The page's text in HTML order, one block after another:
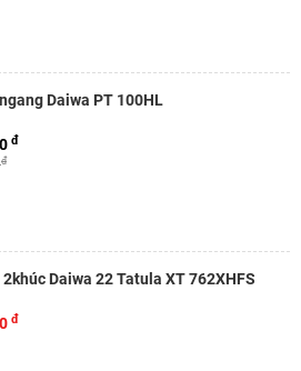
Daiwa PT 100HL
đ
đ
Cần Lure 2khúc Daiwa 22 Tatula XT 762XHFS
đ